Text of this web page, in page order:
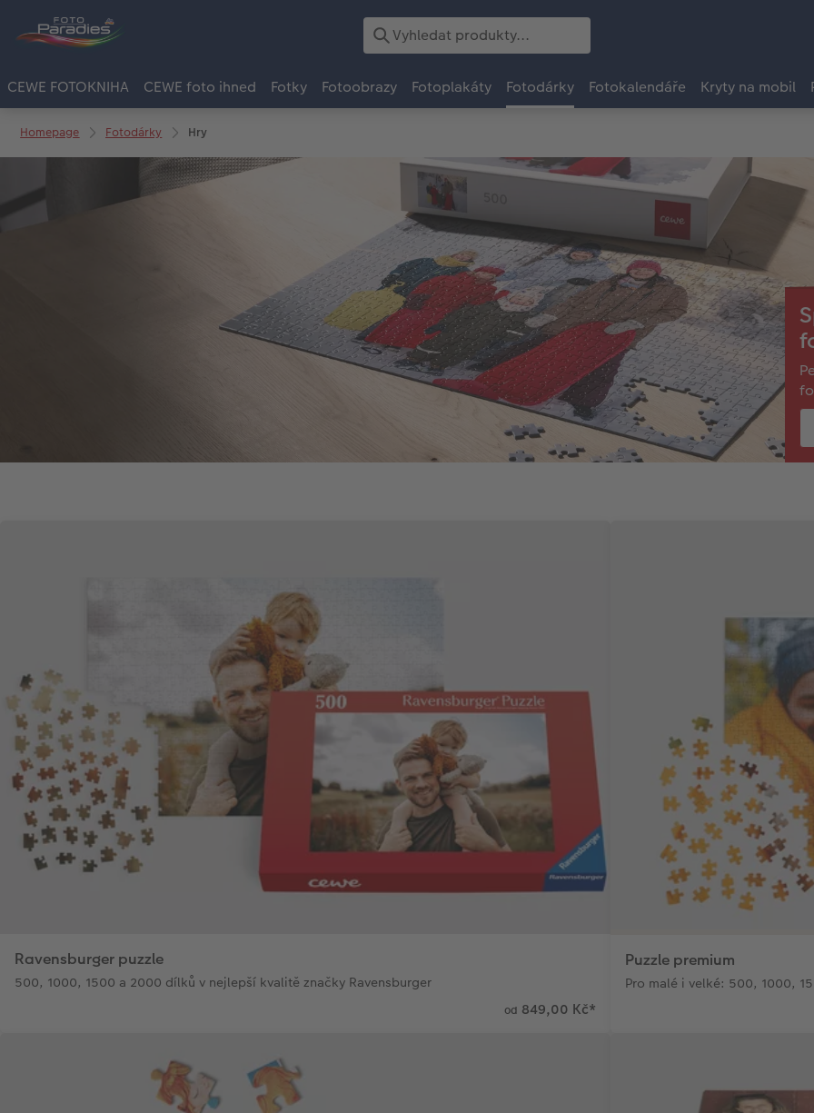
CEWE FOTOKNIHA CEWE foto ihned Fotky Fotoobrazy Fotoplakáty Fotodárky Fotokalendáře Kryty na mobil
Homepage Fotodárky Hry
Ravensburger puzzle
500, 1000, 1500 a 2000 dílků v nejlepší kvalitě značky Ravensburger
od 849,00 Kč*
Puzzle premium
Pro malé i velké: 500, 1000,